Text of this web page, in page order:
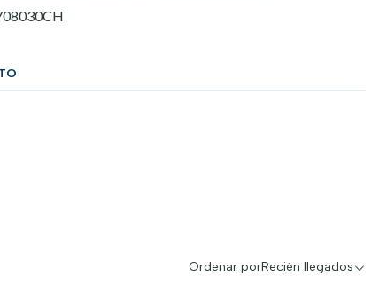
Ordenar porRecién llegados